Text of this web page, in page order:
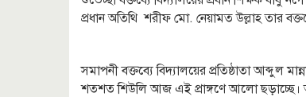
প্রধান অতিথি শরীফ মো. নেয়ামত উল্লাহ তার
সমাপনী বক্তব্যে বিদ্যালয়ের প্রতিষ্ঠাতা আব্দুল
শতশত শিউলি আজ এই প্রাঙ্গণে আলো ছড়াচ্ছে।